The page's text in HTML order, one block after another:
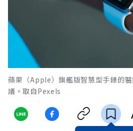
蘋果（Apple）旗艦版智慧型手錶的
議。取自Pexels